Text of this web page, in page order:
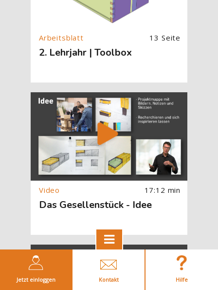
13 Seite
2. Lehrjahr | Toolbox
[Cocoon] About (Text with Image) überspringen
17:12 min
Das Gesellenstück - Idee
[Cocoon] About (Text with Image) überspringen
Jetzt einloggen Kontakt Hilfe